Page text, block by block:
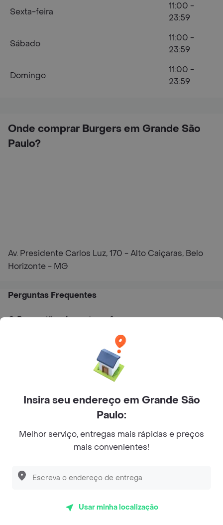
Onde comprar Burgers em Grande São
Paulo?
Av. Presidente Carlos Luz, 170 - Alto Caiçaras, Belo
Horizonte - MG
Sexta-feira
11:00 -
23:59
Sábado
11:00 -
23:59
Domingo
11:00 -
23:59
Perguntas Frequentes
O Burger Kingㅤㅤ faz entrega?
Qual é Endereço de Burger Kingㅤㅤ?
Quais são as promoções de Burger Kingㅤㅤ?
Restaurantes semelhantes a Burger Kingㅤㅤ - Caiçaras
Bacio del Nonno Pizzaria
Lellis Trattoria Al. Campinas
Insira seu endereço em Grande São
Paulo:
Melhor serviço, entregas mais rápidas e preços
mais convenientes!
Usar minha localização